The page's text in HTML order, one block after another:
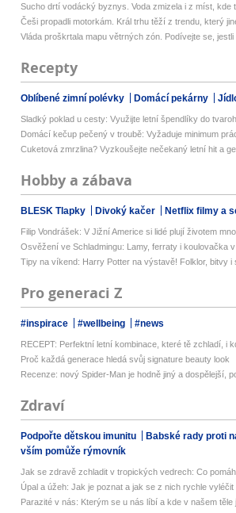
Sucho drtí vodácký byznys. Voda zmizela i z míst, kde
Češi propadli motorkám. Král trhu těží z trendu, který
Vláda proškrtala mapu větrných zón. Podívejte se, jestli
Recepty
Oblíbené zimní polévky Domácí pekárny
Sladký poklad u cesty: Využijte letní špendlíky do
Domácí kečup pečený v troubě: Vyžaduje minimum
Cuketová zmrzlina? Vyzkoušejte nečekaný letní hit a
Hobby a zábava
BLESK Tlapky Divoký kačer Netflix filmy a
Filip Vondrášek: V Jižní Americe si lidé plují životem
Osvěžení ve Schladmingu: Lamy, ferraty i koulovačka v
Tipy na víkend: Harry Potter na výstavě! Folklor, bitvy i
Pro generaci Z
#inspirace #wellbeing #news
RECEPT: Perfektní letní kombinace, které tě zchladí, i
Proč každá generace hledá svůj signature beauty look
Recenze: nový Spider-Man je hodně jiný a dospělejší,
Zdraví
Podpořte dětskou imunitu Babské rady proti
vším pomůže rýmovník
Jak se zdravě zchladit v tropických vedrech: Co
Úpal a úžeh: Jak je poznat a jak se z nich rychle vyléčit
Parazité v nás: Kterým se u nás líbí a kde v našem těle